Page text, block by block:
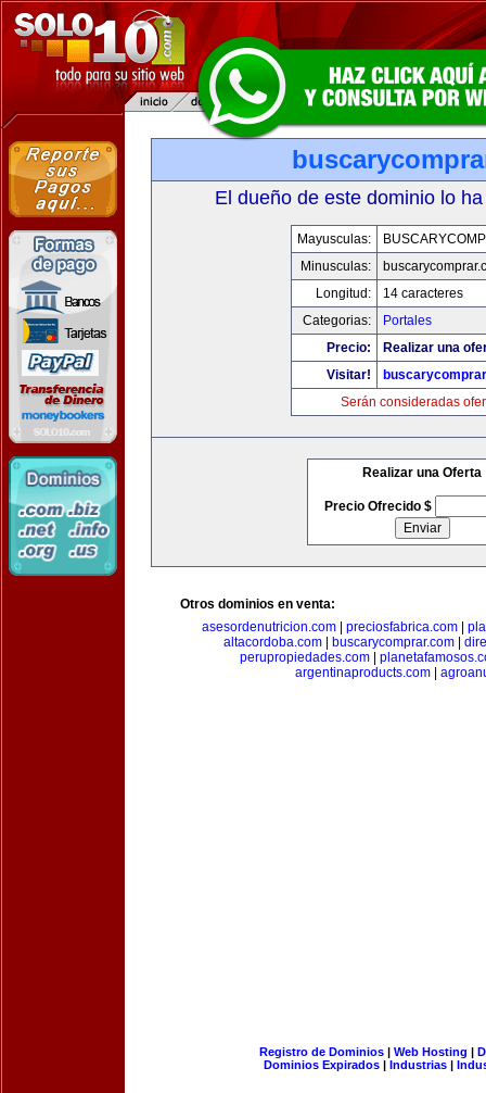
El dueño de este dominio lo
Mayusculas:
Minusculas:
Longitud:
14 caracteres
Categorias:
Portales
Precio:
Realizar una
Visitar!
Serán consideradas
Realizar una Oferta
Precio Ofrecido $
Otros dominios en venta:
asesordenutricion.com
preciosfabrica.com
altacordoba.com
buscarycomprar.com
perupropiedades.com
argentinaproducts.com|
Registro de Dominios| Web Hosting |
Dominios Expirados | Industrias |